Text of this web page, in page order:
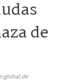
de
global.de